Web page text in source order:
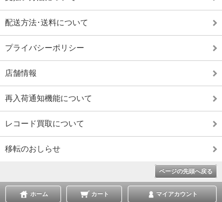
配送方法･送料について
プライバシーポリシー
店舗情報
再入荷通知機能について
レコード買取について
移転のおしらせ
ページの先頭へ戻る
ホーム カート マイアカウント